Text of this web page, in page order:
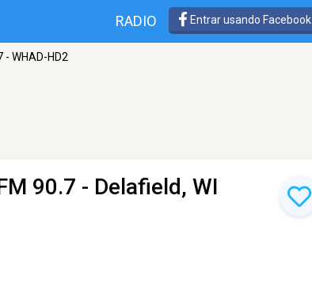
RADIO Entrar usando Facebook
- WHAD-HD2
90.7 - Delafield, WI